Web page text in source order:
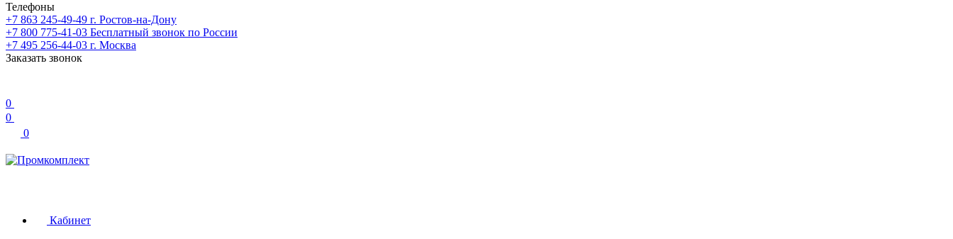
Телефоны
+7 863 245-49-49 г. Ростов-на-Дону
+7 800 775-41-03 Бесплатный звонок по России
+7 495 256-44-03 г. Москва
Заказать звонок
0
0
0
Кабинет